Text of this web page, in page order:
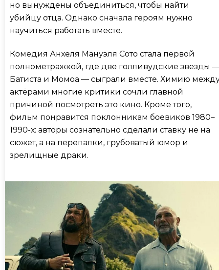
но вынуждены объединиться, чтобы найти
убийцу отца. Однако сначала героям нужно
научиться работать вместе.
Комедия Анхеля Мануэля Сото стала первой
полнометражкой, где две голливудские звезды
Батиста и Момоа — сыграли вместе. Химию
актёрами многие критики сочли главной
причиной посмотреть это кино. Кроме того,
фильм понравится поклонникам боевиков 1980–
1990-х: авторы сознательно сделали ставку не на
сюжет, а на перепалки, грубоватый юмор и
зрелищные драки.